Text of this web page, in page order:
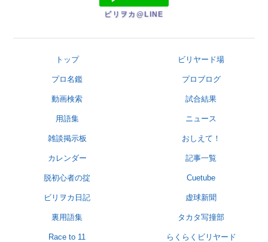
ビリヲカ@LINE
トップ ビリヤード場
プロ名鑑 プロブログ
動画検索 試合結果
用語集 ニュース
雑談掲示板 おしえて！
カレンダー 記事一覧
脱初心者の掟 Cuetube
ビリヲカ日記 虚球新聞
裏用語集 タカタ写撞部
Race to 11 らくらくビリヤード